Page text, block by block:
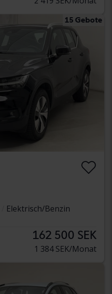
15 Gebote
Elektrisch/Benzin
162 500 SEK
1 384 SEK/Monat